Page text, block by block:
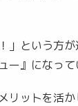
」という方
ー』になって
リットを活